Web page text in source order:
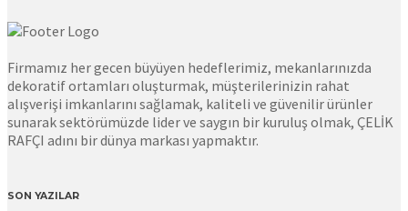
Firmamız her gecen büyüyen hedeflerimiz, mekanlarınızda
dekoratif ortamları oluşturmak, müşterilerinizin rahat
alışverişi imkanlarını sağlamak, kaliteli ve güvenilir ürünler
sunarak sektörümüzde lider ve saygın bir kuruluş olmak, ÇELİK
RAFÇI adını bir dünya markası yapmaktır.
SON YAZILAR